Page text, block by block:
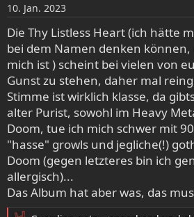
n
e
n
:
10. Jan. 2023
Die Thy Listless Heart (ich hätte
bei dem Namen denken können,
mich ist ) scheint bei vielen von
Gunst zu stehen, daher mal
Stimme ist wirklich klasse, da
alter Purist, sowohl im Heavy
Doom, tue ich mich schwer mit
"hasse" growls und jegliche(!)
Doom (gegen letzteres bin ich
allergisch)...
Das Album hat aber was, das